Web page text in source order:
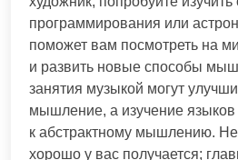
программирования или
поможет вам посмотреть на
и развить новые способы
занятия музыкой могут
мышление, а изучение
к абстрактному мышлению.
хорошо у вас получается;